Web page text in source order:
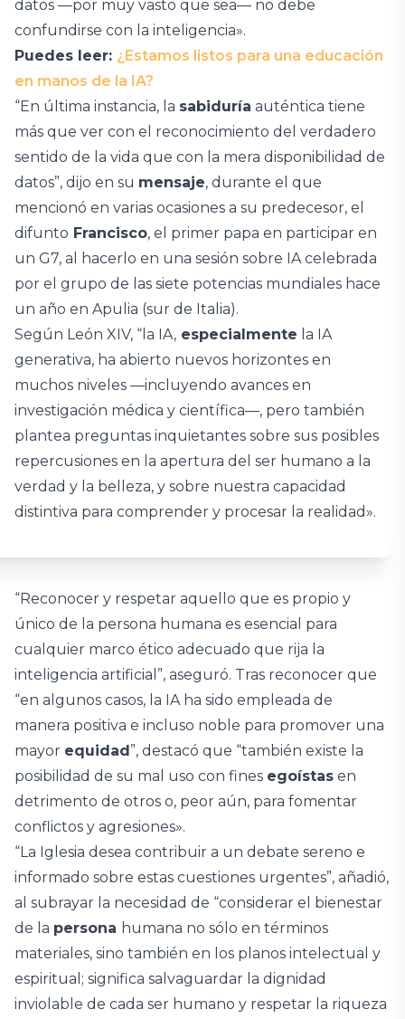
datos —por muy vasto que sea— no debe
confundirse con la inteligencia».
Puedes leer: ¿Estamos listos para una educación
en manos de la IA?
“En última instancia, la sabiduría auténtica tiene
más que ver con el reconocimiento del verdadero
sentido de la vida que con la mera disponibilidad de
datos”, dijo en su mensaje, durante el que
mencionó en varias ocasiones a su predecesor, el
difunto Francisco, el primer papa en participar en
un G7, al hacerlo en una sesión sobre IA celebrada
por el grupo de las siete potencias mundiales hace
un año en Apulia (sur de Italia).
Según León XIV, “la IA, especialmente la IA
generativa, ha abierto nuevos horizontes en
muchos niveles —incluyendo avances en
investigación médica y científica—, pero también
plantea preguntas inquietantes sobre sus posibles
repercusiones en la apertura del ser humano a la
verdad y la belleza, y sobre nuestra capacidad
distintiva para comprender y procesar la realidad».
“Reconocer y respetar aquello que es propio y
único de la persona humana es esencial para
cualquier marco ético adecuado que rija la
inteligencia artificial”, aseguró. Tras reconocer que
“en algunos casos, la IA ha sido empleada de
manera positiva e incluso noble para promover una
mayor equidad”, destacó que “también existe la
posibilidad de su mal uso con fines egoístas en
detrimento de otros o, peor aún, para fomentar
conflictos y agresiones».
“La Iglesia desea contribuir a un debate sereno e
informado sobre estas cuestiones urgentes”, añadió,
al subrayar la necesidad de “considerar el bienestar
de la persona humana no sólo en términos
materiales, sino también en los planos intelectual y
espiritual; significa salvaguardar la dignidad
inviolable de cada ser humano y respetar la riqueza